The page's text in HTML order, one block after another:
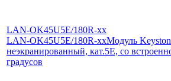
LAN-OK45U5E/180R-xx
LAN-OK45U5E/180R-xxМодуль
неэкранированный, кат.5E, со
градусов